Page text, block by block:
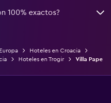
100% exactos?
Hoteles en Croacia
Hoteles en Trogir Villa Pape